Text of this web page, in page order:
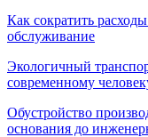
Как сократить
обслуживание
Экологичный
современному
Обустройство
основания до